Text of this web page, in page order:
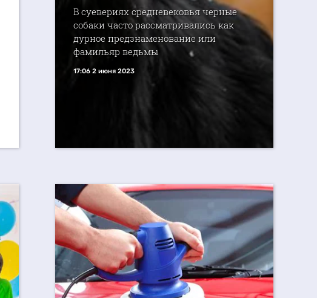
В суевериях средневековья черные
собаки часто рассматривались как
дурное предзнаменование или
фамильяр ведьмы
17:06 2 июня 2023